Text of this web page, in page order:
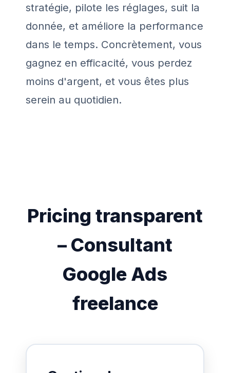
stratégie, pilote les réglages, suit la
donnée, et améliore la performance
dans le temps. Concrètement, vous
gagnez en efficacité, vous perdez
moins d'argent, et vous êtes plus
serein au quotidien.
Pricing transparent
– Consultant
Google Ads
freelance